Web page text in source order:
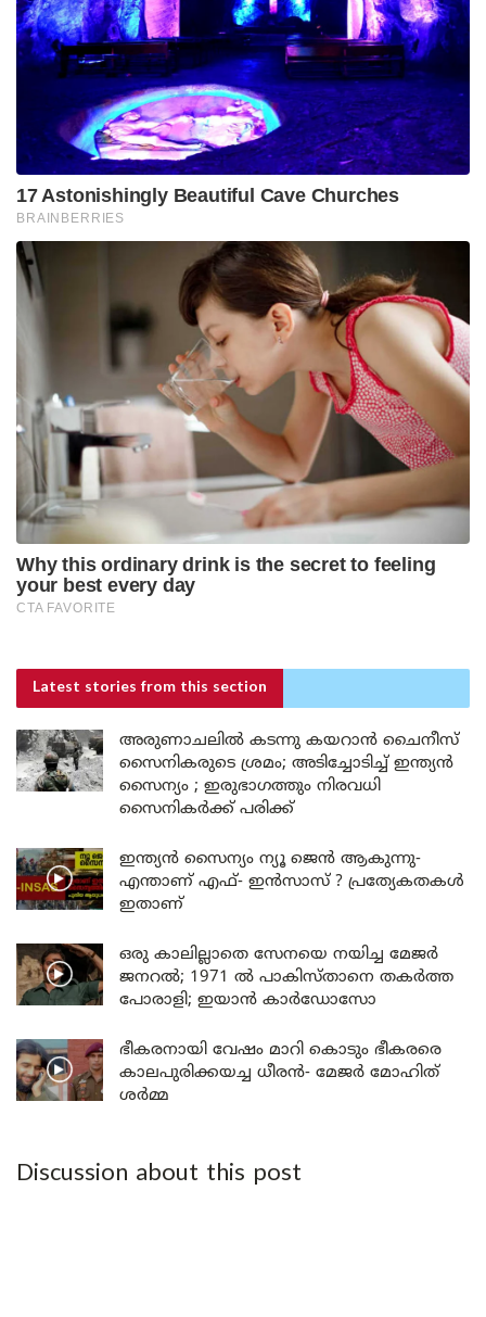
Latest stories from this section
അരുണാചലിൽ കടന്നു കയറാൻ ചൈനീസ്
സൈനികരുടെ ശ്രമം; അടിച്ചോടിച്ച് ഇന്ത്യൻ
സൈന്യം ; ഇരുഭാഗത്തും നിരവധി
സൈനികർക്ക് പരിക്ക്
ഇന്ത്യൻ സൈന്യം ന്യൂ ജെൻ ആകുന്നു-
എന്താണ് എഫ്- ഇൻസാസ് ? പ്രത്യേകതകൾ
ഇതാണ്
ഒരു കാലില്ലാതെ സേനയെ നയിച്ച മേജർ
ജനറൽ; 1971 ൽ പാകിസ്താനെ തകർത്ത
പോരാളി; ഇയാൻ കാർഡോസോ
ഭീകരനായി വേഷം മാറി കൊടും ഭീകരരെ
കാലപുരിക്കയച്ച ധീരൻ- മേജർ മോഹിത്
ശർമ്മ
Discussion about this post